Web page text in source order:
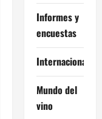
Informes y
encuestas
Internacional
Mundo del
vino